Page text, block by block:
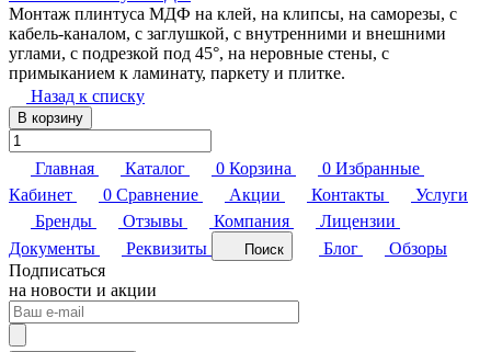
Монтаж плинтуса МДФ на клей, на клипсы, на саморезы, с
кабель-каналом, с заглушкой, с внутренними и внешними
углами, с подрезкой под 45°, на неровные стены, с
примыканием к ламинату, паркету и плитке.
Назад к списку
В корзину
Главная Каталог 0 Корзина 0 Избранные
Кабинет
0 Сравнение Акции Контакты
Услуги
Бренды
Отзывы Компания
Лицензии
Документы
Реквизиты Поиск Блог
Обзоры
Подписаться
на новости и акции